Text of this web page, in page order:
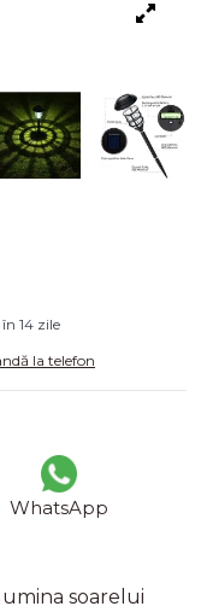
soarelui
14 zile
la telefon
WhatsApp